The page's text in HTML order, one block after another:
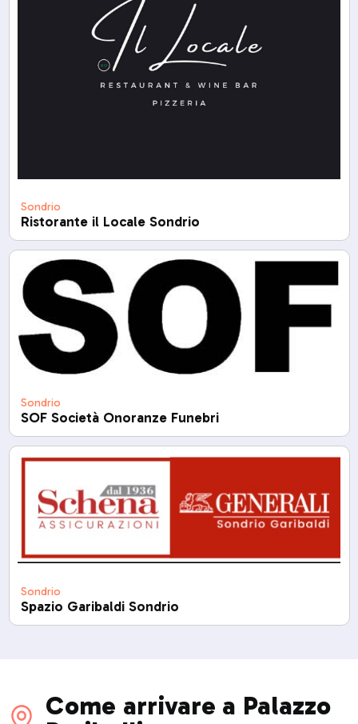
Sondrio
Ristorante il Locale Sondrio
Sondrio
SOF Società Onoranze Funebri
Sondrio
Spazio Garibaldi Sondrio
Come arrivare a Palazzo